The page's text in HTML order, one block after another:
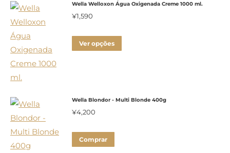
Wella Welloxon Água Oxigenada Creme 1000 ml.
¥1,590
Ver opções
variantes.
Wella Blondor - Multi Blonde 400g
¥4,200
Comprar